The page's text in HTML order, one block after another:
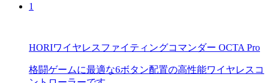
1
HORIワイヤレスファイティングコマンダー OCTA Pro
格闘ゲームに最適な6ボタン配置の高性能ワイヤレスコ